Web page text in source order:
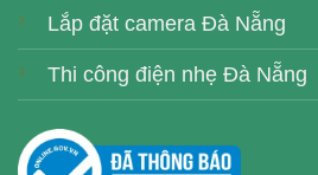
Lắp đặt camera Đà Nẵng
Thi công điện nhẹ Đà Nẵng